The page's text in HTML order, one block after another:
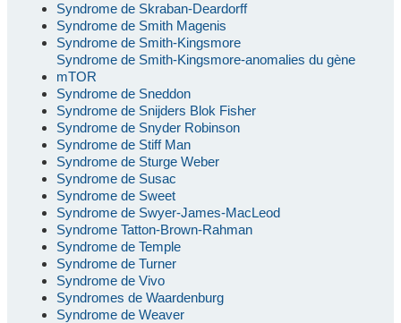
Syndrome de Skraban-Deardorff
Syndrome de Smith Magenis
Syndrome de Smith-Kingsmore
Syndrome de Smith-Kingsmore-anomalies du gène
mTOR
Syndrome de Sneddon
Syndrome de Snijders Blok Fisher
Syndrome de Snyder Robinson
Syndrome de Stiff Man
Syndrome de Sturge Weber
Syndrome de Susac
Syndrome de Sweet
Syndrome de Swyer-James-MacLeod
Syndrome Tatton-Brown-Rahman
Syndrome de Temple
Syndrome de Turner
Syndrome de Vivo
Syndromes de Waardenburg
Syndrome de Weaver